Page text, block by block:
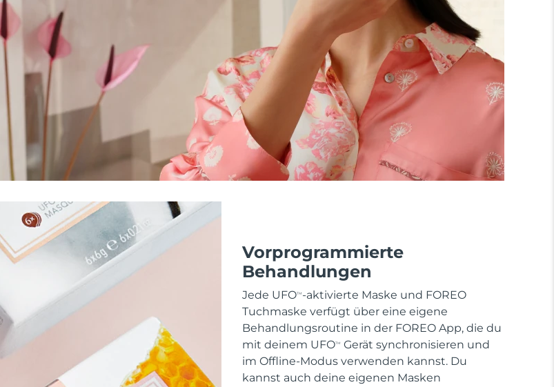
Vorprogrammierte
Behandlungen
Jede UFOTM -aktivierte Maske und FOREO
Tuchmaske verfügt über eine eigene
Behandlungsroutine in der FOREO App, die du
mit deinem UFOTM
Gerät synchronisieren und
im Offline-Modus verwenden kannst. Du
kannst auch deine eigenen Masken